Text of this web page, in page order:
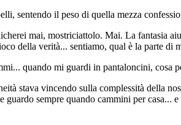
sentendo il peso di quella mezza
mai, mostriciattolo. Mai. La fantasia
della verità... sentiamo, qual è la parte
quando mi guardi in pantaloncini, cosa
stava vincendo sulla complessità della
sempre quando cammini per casa...